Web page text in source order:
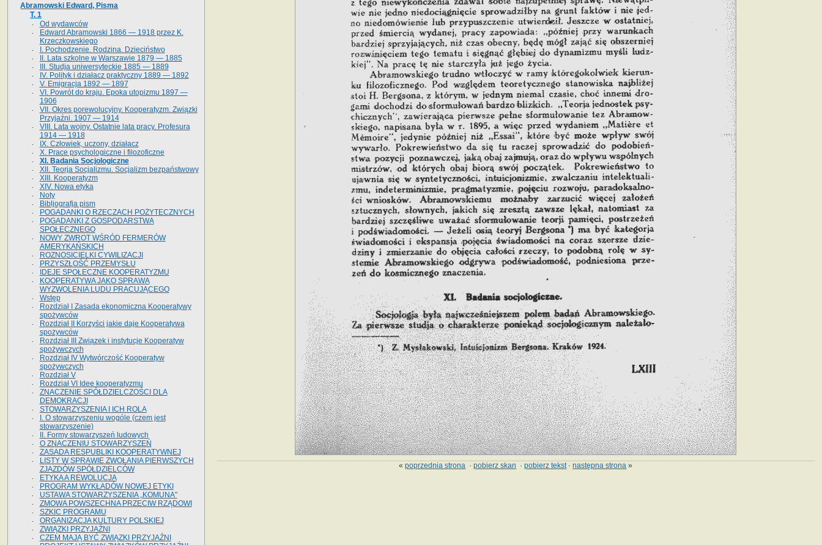
«poprzednia strona ·pobierz skan ·pobierz tekst·następna strona »
Abramowski Edward, Pisma
T. 1
Od wydawców
Edward Abramowski 1866 — 1918 przez K.
Krzeczkowskiego
I. Pochodzenie. Rodzina. Dzieciństwo
II. Lata szkolne w Warszawie 1879 — 1885
III. Studja uniwersyteckie 1885 — 1889
IV. Polityk i działacz praktyczny 1889 — 1892
V. Emigracja 1892 — 1897
VI. Powrót do kraju. Epoka utopizmu 1897 —
1906
VII. Okres porewolucyjny. Kooperatyzm. Związki
Przyjaźni. 1907 — 1914
VIII. Lata wojny. Ostatnie lata pracy. Profesura
1914 — 1918
IX. Człowiek, uczony, działacz
X. Prace psychologiczne i filozoficzne
XI. Badania Socjologiczne
XII. Teorja Socjalizmu. Socjalizm bezpaństwowy
XIII. Kooperatyzm
XIV. Nowa etyka
Noty
Bibljografja pism
POGADANKI O RZECZACH POŻYTECZNYCH
POGADANKI Z GOSPODARSTWA
SPOŁECZNEGO
NOWY ZWROT WŚRÓD FERMERÓW
AMERYKAŃSKICH
ROZNOSICIELKI CYWILIZACJI
PRZYSZŁOŚĆ PRZEMYSŁU
IDEJE SPOŁECZNE KOOPERATYZMU
KOOPERATYWA JAKO SPRAWA
WYZWOLENIA LUDU PRACUJĄCEGO
Wstęp
Rozdział I Zasada ekonomiczna Kooperatywy
spożywców
Rozdział II Korzyści jakie daje Kooperatywa
spożywców
Rozdział III Związek i instytucje Kooperatyw
spożywczych
Rozdział IV Wytwórczość Kooperatyw
spożywczych
Rozdział V
Rozdział VI Idee kooperatyzmu
ZNACZENIE SPÓŁDZIELCZOŚCI DLA
DEMOKRACJI
STOWARZYSZENIA I ICH ROLA
I. O stowarzyszeniu wogóle (czem jest
stowarzyszenie)
II. Formy stowarzyszeń ludowych
O ZNACZENIU STOWARZYSZEŃ
ZASADA RESPUBLIKI KOOPERATYWNEJ
LISTY W SPRAWIE ZWOŁANIA PIERWSZYCH
ZJAZDÓW SPÓŁDZIELCÓW
ETYKA A REWOLUCJA
PROGRAM WYKŁADÓW NOWEJ ETYKI
USTAWA STOWARZYSZENIA „KOMUNA"
ZMOWA POWSZECHNA PRZECIW RZĄDOWI
SZKIC PROGRAMU
ORGANIZACJA KULTURY POLSKIEJ
ZWIĄZKI PRZYJAŹNI
CZEM MAJĄ BYĆ ZWIĄZKI PRZYJAŹNI